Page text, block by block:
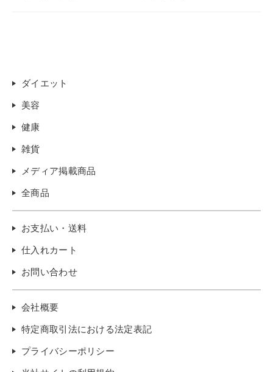
ダイエット
美容
健康
雑貨
メディア掲載商品
全商品
お支払い・送料
仕入れカート
お問い合わせ
会社概要
特定商取引法における法定表記
プライバシーポリシー